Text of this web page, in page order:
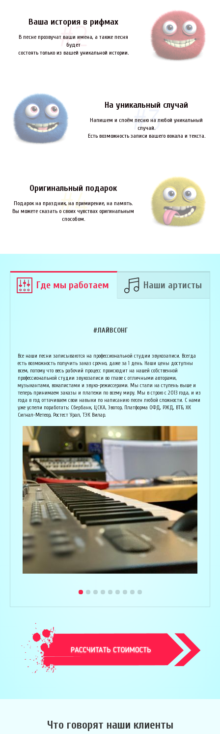
Ваша история в рифмах
В песне прозвучат ваши имена, а также песня
будет
состоять только из вашей уникальной истории.
На уникальный случай
Напишем и споём песню на любой уникальный
случай.
Есть возможность записи вашего вокала и текста.
Оригинальный подарок
Подарок на праздник, на примирение, на память.
Вы можете сказать о своих чувствах оригинальным
способом.
Где мы работаем Наши артисты
#ЛАЙВСОНГ
Все наши песни записываются на профессиональной студии звукозаписи. Всегда
есть возможность получить заказ срочно, даже за 1 день. Наши цены доступны
всем, потому что весь рабочий процесс происходит на нашей собственной
профессиональной студии звукозаписи во главе с отличными авторами,
музыкантами, вокалистами и звуко-режиссерами. Мы стали на ступень выше и
теперь принимаем заказы и платежи по всему миру. Мы в строю с 2013 года, и из
года в год оттачиваем свои навыки по написанию песен любой сложности. С нами
уже успели поработать: Сбербанк, ЦСКА, Эвотор, Платформа ОФД, РЖД, ВТБ, ХК
Сигнал-Метеор, Ростест Урал, ТЭК Вилар.
Армен Алавердян
Основатель организации "Лайвсонг". С детства занимается музыкой, пишет
аранжировки, делает сведение и мастеринг на профессиональном уровне.
Может сделать коммерческий звук даже по записи с диктофона :) Состоит в
дуэте "Ag Jan", и выступает на концертах по всей России. Снимает клипы
вместе со своими музыкантами, и они собирают более 1 млн. просмотров на
ютубе! В основном пишет песни о любви, семье и ценностях жизни. Армен
сделает из вашей истории настоящую конфетку, обращайтесь!
Исполнитель, звукорежиссёр
Что говорят наши клиенты